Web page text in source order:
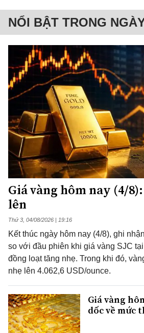
NỔI BẬT TRONG
Giá vàng hôm nay (4/
lên
Thứ 3, 04/08/2026 | 19:16
Kết thúc ngày hôm nay (4/8), ghi
so với đầu phiên khi giá vàng SJC
đồng loạt tăng nhẹ. Trong khi đó,
nhẹ lên 4.062,6 USD/ounce.
Giá vàng
dốc về mức